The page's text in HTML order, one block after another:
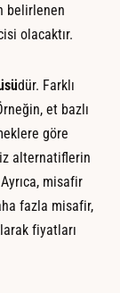
belirlenen
olacaktır.
dür. Farklı
et bazlı
göre
alternatiflerin
misafir
fazla misafir,
fiyatları